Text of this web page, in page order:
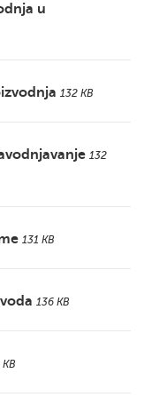
u
132 KB
132
131 KB
136 KB